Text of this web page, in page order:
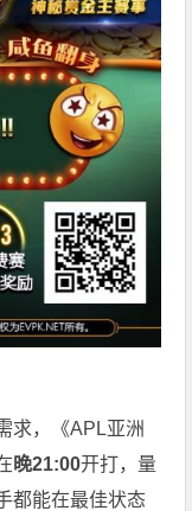
求，《APL亚洲
晚21:00开打，量
都能在最佳状态